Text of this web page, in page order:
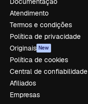
Atendimento
Termos e condições
Política de privacidade
Originais New
Política de cookies
Central de confiabilidade
Afiliados
Empresas